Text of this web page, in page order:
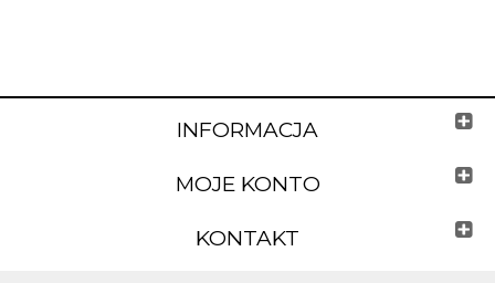
INFORMACJA
MOJE KONTO
KONTAKT